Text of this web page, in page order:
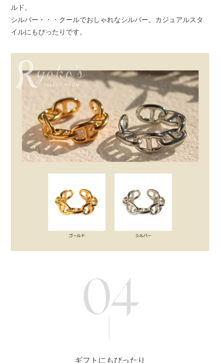
ルド。
シルバー・・・クールでおしゃれなシルバー。カジュアルスタ
イルにもぴったりです。
ギフトにもぴったり